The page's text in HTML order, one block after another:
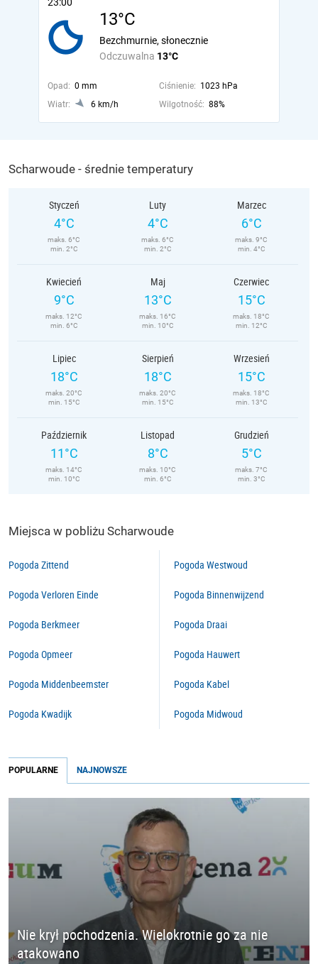
13°C
Odczuwalna 13°C
Bezchmurnie, słonecznie
Opad: 0 mm Ciśnienie: 1023 hPa
Wiatr:
6 km/h Wilgotność: 88%
Scharwoude - średnie temperatury
Styczeń
4°C
maks. 6°C
min. 2°C
Luty
4°C
maks. 6°C
min. 2°C
Marzec
6°C
maks. 9°C
min. 4°C
Kwiecień
9°C
maks. 12°C
min. 6°C
Maj
13°C
maks. 16°C
min. 10°C
Czerwiec
15°C
maks. 18°C
min. 12°C
Lipiec
18°C
maks. 20°C
min. 15°C
Sierpień
18°C
maks. 20°C
min. 15°C
Wrzesień
15°C
maks. 18°C
min. 13°C
Październik
11°C
maks. 14°C
min. 10°C
Listopad
8°C
maks. 10°C
min. 6°C
Grudzień
5°C
maks. 7°C
min. 3°C
Miejsca w pobliżu Scharwoude
Pogoda Zittend
Pogoda Verloren Einde
Pogoda Berkmeer
Pogoda Opmeer
Pogoda Middenbeemster
Pogoda Kwadijk
Pogoda Westwoud
Pogoda Binnenwijzend
Pogoda Draai
Pogoda Hauwert
Pogoda Kabel
Pogoda Midwoud
POPULARNE NAJNOWSZE
Nie krył pochodzenia. Wielokrotnie go za nie
atakowano